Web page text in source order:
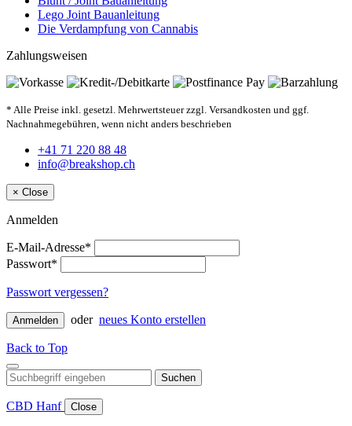
Lego Joint Bauanleitung
Die Verdampfung von Cannabis
Zahlungsweisen
* Alle Preise inkl. gesetzl. Mehrwertsteuer zzgl. Versandkosten und ggf.
Nachnahmegebühren, wenn nicht anders beschrieben
+41 71 220 88 48
info@breakshop.ch
× Close
Anmelden
E-Mail-Adresse*
Passwort*
Passwort vergessen?
Anmelden oder neues Konto erstellen
Back to Top
Suchen
CBD Hanf Close